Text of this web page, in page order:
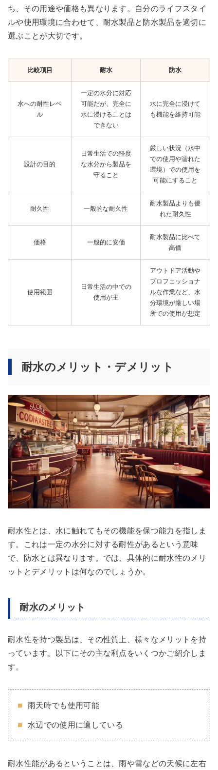
ち、その用途や価格も異なります。自分のライフスタイ
ルや使用環境に合わせて、耐水製品と防水製品を適切に
選ぶことが大切です。
比較項目 耐水 防水
水への耐性レベ
ル
一定の水分に対応
可能だが、完全に
水に浸けることは
できない
水に完全に浸けて
も機能を維持可能
設計の目的
日常生活での軽度
な水分から製品を
守ること
厳しい状況（水中
での使用や濡れた
環境）での使用を
可能にすること
耐久性 一般的な耐久性
耐水製品よりも優
れた耐久性
価格 一般的に安価
耐水製品に比べて
高価
使用範囲
日常生活の中での
使用が主
アウトドア活動や
プロフェッショナ
ルな作業など、水
分環境が厳しい場
所での使用が想定
耐水のメリット・デメリット
耐水性とは、水に触れてもその機能を保つ能力を指しま
す。これは一定の水分に対する耐性があるという意味
で、防水とは異なります。では、具体的に耐水性のメリ
ットとデメリットは何なのでしょうか。
耐水のメリット
耐水性を持つ製品は、その性質上、様々なメリットを持
っています。以下にその主な利点をいくつかご紹介しま
す。
雨天時でも使用可能
水辺での使用に適している
耐水性能があるということは、雨や雪などの天候に左右